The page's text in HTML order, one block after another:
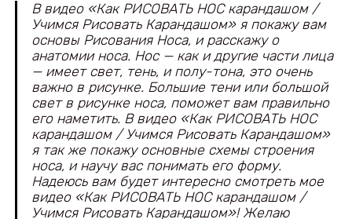
В видео «Как РИСОВАТЬ НОС карандашом /
Учимся Рисовать Карандашом» я покажу вам
основы Рисования Носа, и расскажу о
анатомии носа. Нос — как и другие части лица
— имеет свет, тень, и полу-тона, это очень
важно в рисунке. Большие тени или большой
свет в рисунке носа, поможет вам правильно
его наметить. В видео «Как РИСОВАТЬ НОС
карандашом / Учимся Рисовать Карандашом»
я так же покажу основные схемы строения
носа, и научу вас понимать его форму.
Надеюсь вам будет интересно смотреть мое
видео «Как РИСОВАТЬ НОС карандашом /
Учимся Рисовать Карандашом»! Желаю